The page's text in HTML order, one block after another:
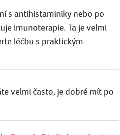
s antihistaminiky nebo po
imunoterapie. Ta je velmi
léčbu s praktickým
velmi často, je dobré mít po